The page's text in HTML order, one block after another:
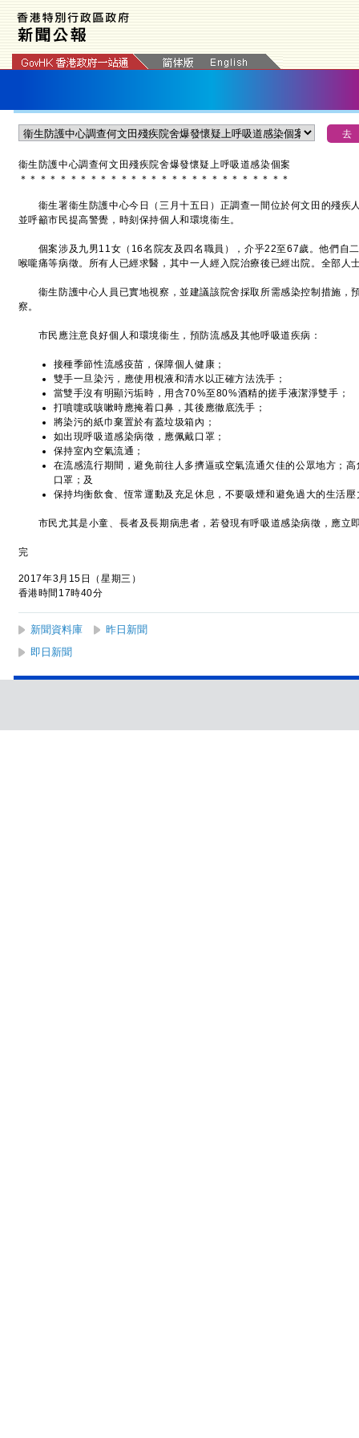
衞生防護中心調查何文田殘疾院舍爆發懷疑上呼吸道感染個案
＊ ＊ ＊ ＊ ＊ ＊ ＊ ＊ ＊ ＊ ＊ ＊ ＊ ＊ ＊ ＊ ＊ ＊ ＊ ＊ ＊ ＊ ＊ ＊ ＊ ＊ ＊
衞生署衞生防護中心今日（三月十五日）正調查一間位於何文田的殘疾
並呼籲市民提高警覺，時刻保持個人和環境衞生。
個案涉及九男11女（16名院友及四名職員），介乎22至67歲。他們自
喉嚨痛等病徵。所有人已經求醫，其中一人經入院治療後已經出院。全部人
衞生防護中心人員已實地視察，並建議該院舍採取所需感染控制措施，
察。
市民應注意良好個人和環境衞生，預防流感及其他呼吸道疾病：
接種季節性流感疫苗，保障個人健康；
雙手一旦染污，應使用梘液和清水以正確方法洗手；
當雙手沒有明顯污垢時，用含70%至80%酒精的搓手液潔淨雙手；
打噴嚏或咳嗽時應掩着口鼻，其後應徹底洗手；
將染污的紙巾棄置於有蓋垃圾箱內；
如出現呼吸道感染病徵，應佩戴口罩；
保持室內空氣流通；
在流感流行期間，避免前往人多擠逼或空氣流通欠佳的公眾地方；
口罩；及
保持均衡飲食、恆常運動及充足休息，不要吸煙和避免過大的生活壓
市民尤其是小童、長者及長期病患者，若發現有呼吸道感染病徵，應立
完
2017年3月15日（星期三）
香港時間17時40分
新聞資料庫
昨日新聞
即日新聞